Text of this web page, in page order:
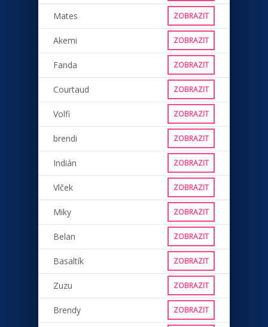
Mates ZOBRAZIT
Akemi ZOBRAZIT
Fanda ZOBRAZIT
Courtaud ZOBRAZIT
Volfi ZOBRAZIT
brendi ZOBRAZIT
Indián ZOBRAZIT
Vlček ZOBRAZIT
Miky ZOBRAZIT
Belan ZOBRAZIT
Basaltík ZOBRAZIT
Zuzu ZOBRAZIT
Brendy ZOBRAZIT